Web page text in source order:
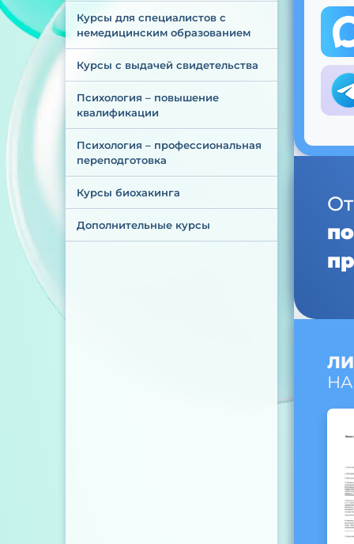
Курсы для специалистов с
немедицинским образованием
Курсы с выдачей свидетельства
Психология – повышение
квалификации
Психология – профессиональная
переподготовка
Курсы биохакинга
Дополнительные курсы